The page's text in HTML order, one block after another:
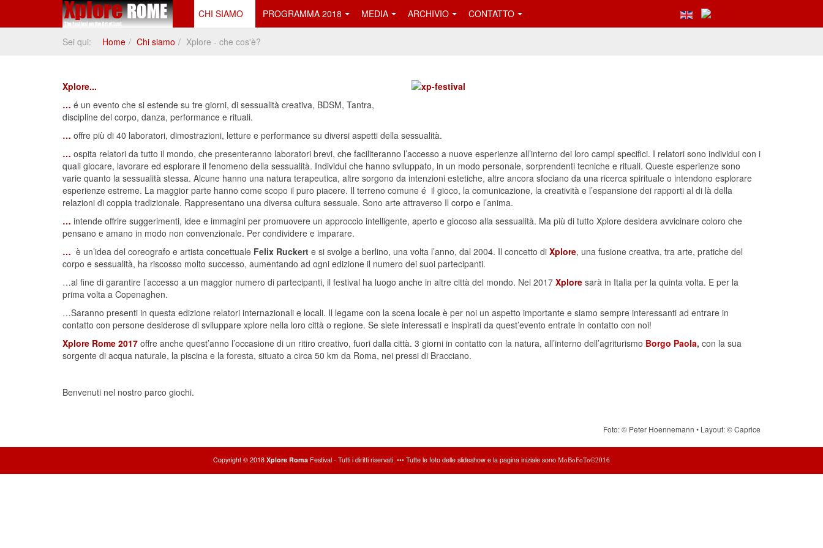
CHI SIAMO PROGRAMMA 2018 MEDIA ARCHIVIO CONTATTO
Sei qui: Home Chi siamo Xplore - che cos'è?
Xplore...
… é un evento che si estende su tre giorni, di sessualità creativa, BDSM, Tantra,
discipline del corpo, danza, performance e rituali.
… offre più di 40 laboratori, dimostrazioni, letture e performance su diversi aspetti della sessualità.
… ospita relatori da tutto il mondo, che presenteranno laboratori brevi, che faciliteranno l’accesso a nuove esperienze all’interno dei loro campi specifici. I relatori sono individui con i
quali giocare, lavorare ed esplorare il fenomeno della sessualità. Individui che hanno sviluppato, in un modo personale, sorprendenti tecniche e rituali. Queste esperienze sono
varie quanto la sessualità stessa. Alcune hanno una natura terapeutica, altre sorgono da intenzioni estetiche, altre ancora sfociano da una ricerca spirituale o intendono esplorare
esperienze estreme. La maggior parte hanno come scopo il puro piacere. Il terreno comune é il gioco, la comunicazione, la creatività e l’espansione dei rapporti al di là della
relazioni di coppia tradizionale. Rappresentano una diversa cultura sessuale. Sono arte attraverso Il corpo e l’anima.
… intende offrire suggerimenti, idee e immagini per promuovere un approccio intelligente, aperto e giocoso alla sessualità. Ma più di tutto Xplore desidera avvicinare coloro che
pensano e amano in modo non convenzionale. Per condividere e imparare.
… è un’idea del coreografo e artista concettuale Felix Ruckert e si svolge a berlino, una volta l’anno, dal 2004. Il concetto di Xplore, una fusione creativa, tra arte, pratiche del
corpo e sessualità, ha riscosso molto successo, aumentando ad ogni edizione il numero dei suoi partecipanti.
…al fine di garantire l’accesso a un maggior numero di partecipanti, il festival ha luogo anche in altre città del mondo. Nel 2017 Xplore sarà in Italia per la quinta volta. E per la
prima volta a Copenaghen.
…Saranno presenti in questa edizione relatori internazionali e locali. Il legame con la scena locale è per noi un aspetto importante e siamo sempre interessanti ad entrare in
contatto con persone desiderose di sviluppare xplore nella loro città o regione. Se siete interessati e inspirati da quest’evento entrate in contatto con noi!
Xplore Rome 2017 offre anche quest’anno l’occasione di un ritiro creativo, fuori dalla città. 3 giorni in contatto con la natura, all’interno dell’agriturismo Borgo Paola, con la sua
sorgente di acqua naturale, la piscina e la foresta, situato a circa 50 km da Roma, nei pressi di Bracciano.
Benvenuti nel nostro parco giochi.
Foto: © Peter Hoennemann • Layout: © Caprice
Copyright © 2018 Xplore Roma Festival - Tutti i diritti riservati. ••• Tutte le foto delle slideshow e la pagina iniziale sono MoBoFoTo©2016